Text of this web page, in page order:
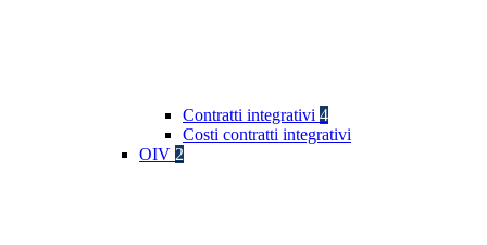
Contratti integrativi 4
Costi contratti integrativi
OIV 2